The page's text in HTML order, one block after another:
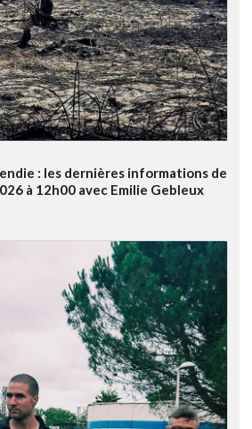
: les dernières informations de
à 12h00 avec Emilie Gebleux